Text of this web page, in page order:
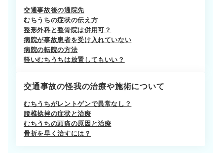
交通事故後の通院先
むちうちの症状の伝え方
整形外科と整骨院は併用可？
病院が事故患者を受け入れていない
病院の転院の方法
軽いむちうちは放置してもいい？
交通事故の怪我の治療や施術について
むちうちがレントゲンで異常なし？
腰椎捻挫の症状と治療
むちうちの頭痛の原因と治療
骨折を早く治すには？